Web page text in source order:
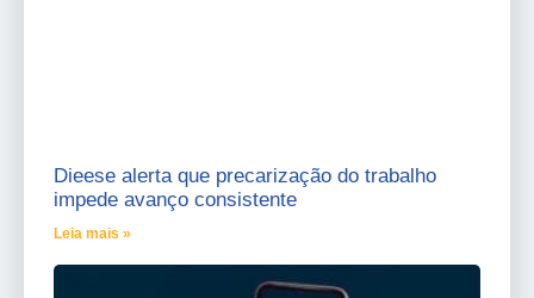
Dieese alerta que precarização do trabalho
impede avanço consistente
Leia mais »